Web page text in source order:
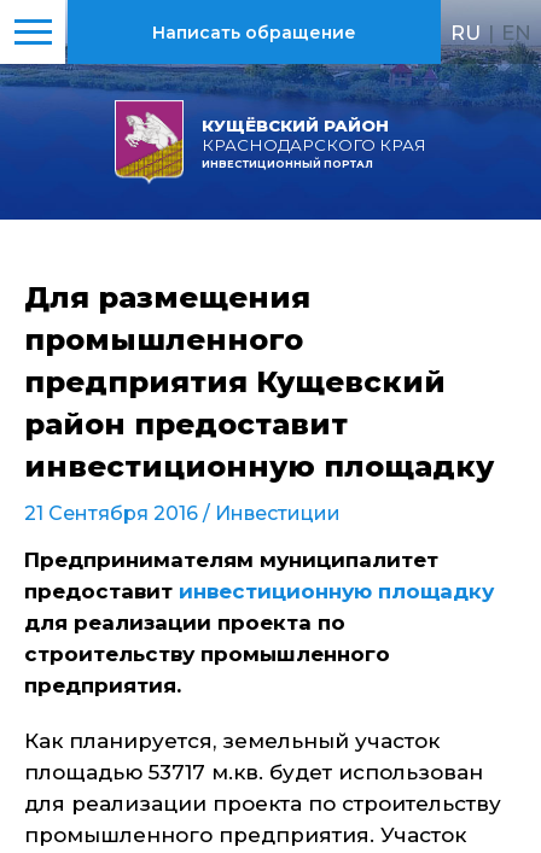
КУЩЁВСКИЙ РАЙОН
КРАСНОДАРСКОГО КРАЯ
ИНВЕСТИЦИОННЫЙ ПОРТАЛ
Написать обращение RU | EN
Для размещения
промышленного
предприятия Кущевский
район предоставит
инвестиционную площадку
21 Сентября 2016 / Инвестиции
Предпринимателям муниципалитет
предоставит инвестиционную площадку
для реализации проекта по
строительству промышленного
предприятия.
Как планируется, земельный участок
площадью 53717 м.кв. будет использован
для реализации проекта по строительству
промышленного предприятия. Участок